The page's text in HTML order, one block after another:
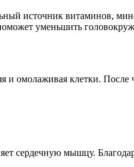
источник витаминов,
уменьшить
и омолаживая клетки.
сердечную мышцу.